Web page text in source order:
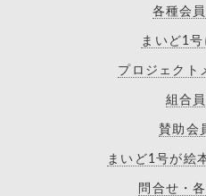
各種会
まいど1
プロジェクト
組合
賛助会
まいど1号が絵
問合せ・